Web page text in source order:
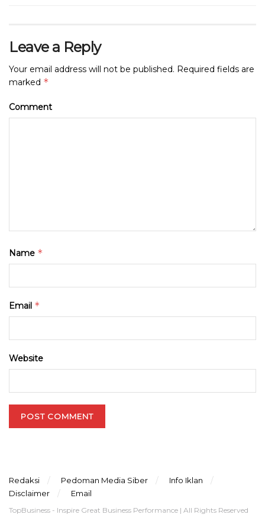
Leave a Reply
Your email address will not be published. Required fields are
marked *
Comment
Name *
Email *
Website
Redaksi Pedoman Media Siber
Info Iklan
Disclaimer
Email
TopBusiness - Inspire Great Business Performance | All Rights Reserved